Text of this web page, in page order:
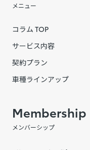
メニュー
コラム TOP
サービス内容
契約プラン
車種ラインアップ
Membership
メンバーシップ